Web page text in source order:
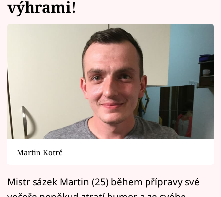
Celebrity
Sledujte prima+
Filmový festival Karlovy Vary
Pořady
Mámy sobě
výhrami!
Martin Kotrč
Mistr sázek Martin (25) během přípravy své